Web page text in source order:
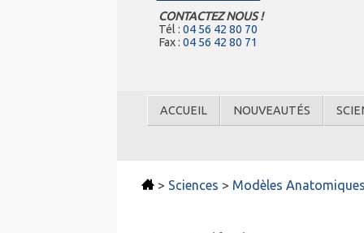
CONTACTEZ NOUS !
Tél : 04 56 42 80 70
Fax : 04 56 42 80 71
ACCUEIL NOUVEAUTÉS
> Sciences > Modèles